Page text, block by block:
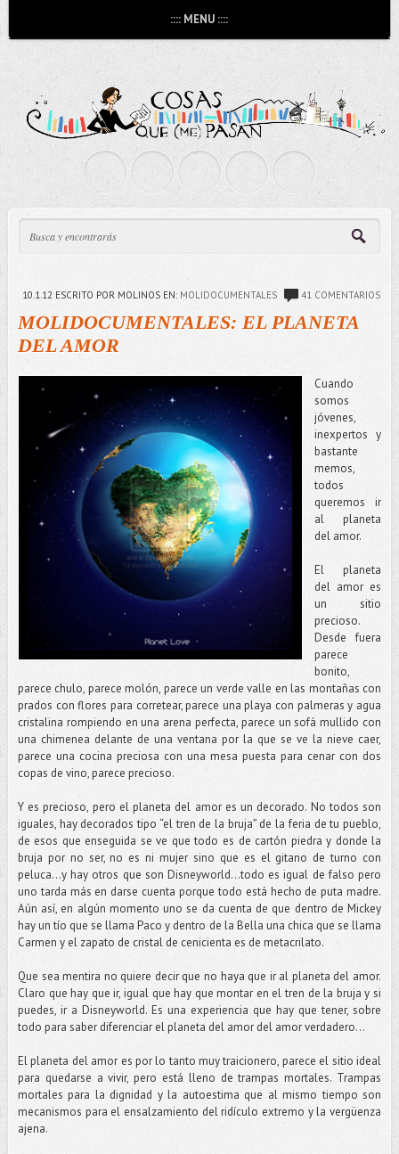
:::: MENU ::::
10.1.12 ESCRITO POR MOLINOS EN: MOLIDOCUMENTALES 41 COMENTARIOS
MOLIDOCUMENTALES: EL PLANETA
DEL AMOR
Cuando
somos
jóvenes,
inexpertos y
bastante
memos,
todos
queremos ir
al planeta
del amor.
El planeta
del amor es
un sitio
precioso.
Desde fuera
parece
bonito,
parece chulo, parece molón, parece un verde valle en las montañas con
prados con flores para corretear, parece una playa con palmeras y agua
cristalina rompiendo en una arena perfecta, parece un sofá mullido con
una chimenea delante de una ventana por la que se ve la nieve caer,
parece una cocina preciosa con una mesa puesta para cenar con dos
copas de vino, parece precioso.
Y es precioso, pero el planeta del amor es un decorado. No todos son
iguales, hay decorados tipo “el tren de la bruja” de la feria de tu pueblo,
de esos que enseguida se ve que todo es de cartón piedra y donde la
bruja por no ser, no es ni mujer sino que es el gitano de turno con
peluca…y hay otros que son Disneyworld…todo es igual de falso pero
uno tarda más en darse cuenta porque todo está hecho de puta madre.
Aún así, en algún momento uno se da cuenta de que dentro de Mickey
hay un tío que se llama Paco y dentro de la Bella una chica que se llama
Carmen y el zapato de cristal de cenicienta es de metacrilato.
Que sea mentira no quiere decir que no haya que ir al planeta del amor.
Claro que hay que ir, igual que hay que montar en el tren de la bruja y si
puedes, ir a Disneyworld. Es una experiencia que hay que tener, sobre
todo para saber diferenciar el planeta del amor del amor verdadero...
El planeta del amor es por lo tanto muy traicionero, parece el sitio ideal
para quedarse a vivir, pero está lleno de trampas mortales. Trampas
mortales para la dignidad y la autoestima que al mismo tiempo son
mecanismos para el ensalzamiento del ridículo extremo y la vergüenza
ajena.